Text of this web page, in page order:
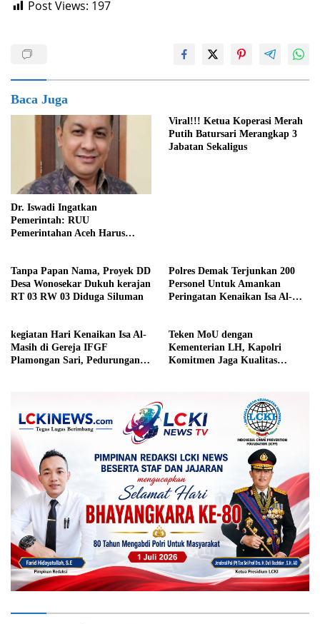
Post Views: 197
Baca Juga
Dr. Iswadi Ingatkan
Pemerintah: RUU
Pemerintahan Aceh Harus
Viral!!! Ketua Koperasi Merah
Putih Batursari Merangkap 3
Jabatan Sekaligus
Tanpa Papan Nama, Proyek DD
Desa Wonosekar Dukuh kerajan
RT 03 RW 03 Diduga Siluman
Polres Demak Terjunkan 200
Personel Untuk Amankan
Peringatan Kenaikan Isa Al-
kegiatan Hari Kenaikan Isa Al-
Masih di Gereja IFGF
Plamongan Sari, Pedurungan,
Teken MoU dengan
Kementerian LH, Kapolri
Komitmen Jaga Kualitas